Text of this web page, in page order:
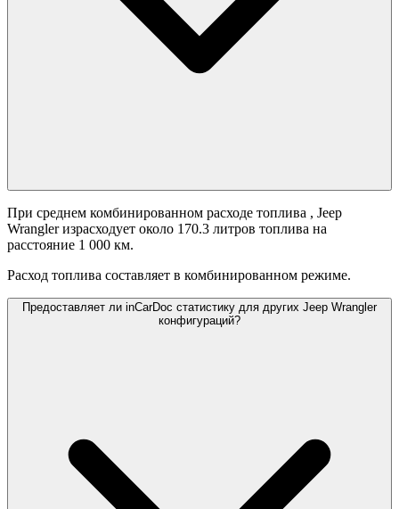
При среднем комбинированном расходе топлива , Jeep
Wrangler израсходует около 170.3 литров топлива на
расстояние 1 000 км.
Расход топлива составляет в комбинированном режиме.
Предоставляет ли inCarDoc статистику для других Jeep Wrangler
конфигураций?